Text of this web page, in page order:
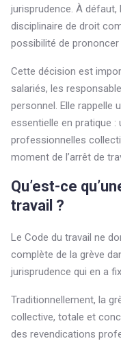
jurisprudence. À défaut,
disciplinaire de droit
possibilité de
Cette décision est
salariés, les
personnel. Elle rappelle
essentielle en pratique
professionnelles
moment de l’arrêt de
Qu’est-ce
travail ?
Le Code du travail ne
complète de la grève
jurisprudence qui en a
Traditionnellement, la
collective, totale et
des revendications